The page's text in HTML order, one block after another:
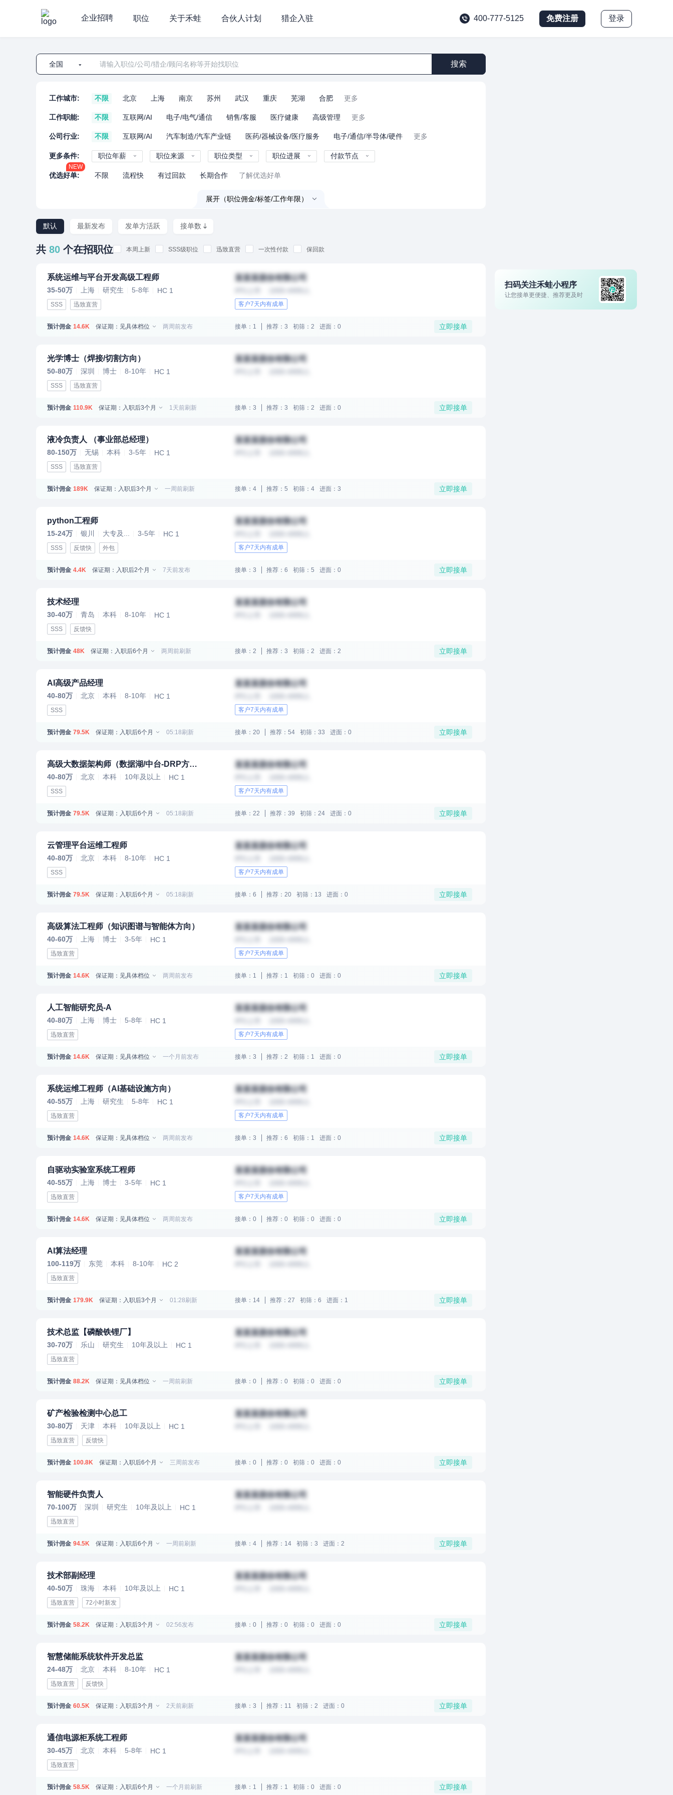
企业招聘 职位 关于禾蛙 合伙人计划 猎企入驻 400-777-5125 免费注册 登录
全国 搜索
工作城市: 不限 北京 上海 南京 苏州 武汉 重庆 芜湖 合肥 更多
工作职能: 不限 互联网/AI 电子/电气/通信 销售/客服 医疗健康 高级管理 更多
公司行业: 不限 互联网/AI 汽车制造/汽车产业链 医药/器械设备/医疗服务 电子/通信/半导体/硬件 更多
更多条件: 职位年薪 职位来源 职位类型 职位进展 付款节点
优选好单:
NEW
不限 流程快 有过回款 长期合作 了解优选好单
展开（职位佣金/标签/工作年限）
默认 最新发布 发单方活跃 接单数
共 80 个在招职位 本周上新 SSS级职位 迅致直营 一次性付款 保回款
系统运维与平台开发高级工程师
35-50万 上海 研究生 5-8年 HC 1
SSS 迅致直营
某某某股份有限公司
客户7天内有成单
预计佣金 14.6K 保证期：见具体档位 两周前发布 接单：1 推荐：3 初筛：2 进面：0 立即接单
光学博士（焊接/切割方向）
50-80万 深圳 博士 8-10年 HC 1
SSS 迅致直营
某某某股份有限公司
预计佣金 110.9K 保证期：入职后3个月 1天前刷新 接单：3 推荐：3 初筛：2 进面：0 立即接单
液冷负责人 （事业部总经理）
80-150万 无锡 本科 3-5年 HC 1
SSS 迅致直营
某某某股份有限公司
预计佣金 189K 保证期：入职后3个月 一周前刷新 接单：4 推荐：5 初筛：4 进面：3 立即接单
python工程师
15-24万 银川 大专及... 3-5年 HC 1
SSS 反馈快 外包
某某某股份有限公司
客户7天内有成单
预计佣金 4.4K 保证期：入职后2个月 7天前发布 接单：3 推荐：6 初筛：5 进面：0 立即接单
技术经理
30-40万 青岛 本科 8-10年 HC 1
SSS 反馈快
某某某股份有限公司
预计佣金 48K 保证期：入职后6个月 两周前刷新 接单：2 推荐：3 初筛：2 进面：2 立即接单
AI高级产品经理
40-80万 北京 本科 8-10年 HC 1
SSS
某某某股份有限公司
客户7天内有成单
预计佣金 79.5K 保证期：入职后6个月 05:18刷新 接单：20 推荐：54 初筛：33 进面：0 立即接单
高级大数据架构师（数据湖/中台-DRP方向）
40-80万 北京 本科 10年及以上 HC 1
SSS
某某某股份有限公司
客户7天内有成单
预计佣金 79.5K 保证期：入职后6个月 05:18刷新 接单：22 推荐：39 初筛：24 进面：0 立即接单
云管理平台运维工程师
40-80万 北京 本科 8-10年 HC 1
SSS
某某某股份有限公司
客户7天内有成单
预计佣金 79.5K 保证期：入职后6个月 05:18刷新 接单：6 推荐：20 初筛：13 进面：0 立即接单
高级算法工程师（知识图谱与智能体方向）
40-60万 上海 博士 3-5年 HC 1
迅致直营
某某某股份有限公司
客户7天内有成单
预计佣金 14.6K 保证期：见具体档位 两周前发布 接单：1 推荐：1 初筛：0 进面：0 立即接单
人工智能研究员-A
40-80万 上海 博士 5-8年 HC 1
迅致直营
某某某股份有限公司
客户7天内有成单
预计佣金 14.6K 保证期：见具体档位 一个月前发布 接单：3 推荐：2 初筛：1 进面：0 立即接单
系统运维工程师（AI基础设施方向）
40-55万 上海 研究生 5-8年 HC 1
迅致直营
某某某股份有限公司
客户7天内有成单
预计佣金 14.6K 保证期：见具体档位 两周前发布 接单：3 推荐：6 初筛：1 进面：0 立即接单
自驱动实验室系统工程师
40-55万 上海 博士 3-5年 HC 1
迅致直营
某某某股份有限公司
客户7天内有成单
预计佣金 14.6K 保证期：见具体档位 两周前发布 接单：0 推荐：0 初筛：0 进面：0 立即接单
AI算法经理
100-119万 东莞 本科 8-10年 HC 2
迅致直营
某某某股份有限公司
预计佣金 179.9K 保证期：入职后3个月 01:28刷新 接单：14 推荐：27 初筛：6 进面：1 立即接单
技术总监【磷酸铁锂厂】
30-70万 乐山 研究生 10年及以上 HC 1
迅致直营
某某某股份有限公司
预计佣金 88.2K 保证期：见具体档位 一周前刷新 接单：0 推荐：0 初筛：0 进面：0 立即接单
矿产检验检测中心总工
30-80万 天津 本科 10年及以上 HC 1
迅致直营 反馈快
某某某股份有限公司
预计佣金 100.8K 保证期：入职后6个月 三周前发布 接单：0 推荐：0 初筛：0 进面：0 立即接单
智能硬件负责人
70-100万 深圳 研究生 10年及以上 HC 1
迅致直营
某某某股份有限公司
预计佣金 94.5K 保证期：入职后6个月 一周前刷新 接单：4 推荐：14 初筛：3 进面：2 立即接单
技术部副经理
40-50万 珠海 本科 10年及以上 HC 1
迅致直营 72小时新发
某某某股份有限公司
预计佣金 58.2K 保证期：入职后3个月 02:56发布 接单：0 推荐：0 初筛：0 进面：0 立即接单
智慧储能系统软件开发总监
24-48万 北京 本科 8-10年 HC 1
迅致直营 反馈快
某某某股份有限公司
预计佣金 60.5K 保证期：入职后3个月 2天前刷新 接单：3 推荐：11 初筛：2 进面：0 立即接单
通信电源柜系统工程师
30-45万 北京 本科 5-8年 HC 1
迅致直营
某某某股份有限公司
预计佣金 58.5K 保证期：入职后6个月 一个月前刷新 接单：1 推荐：1 初筛：0 进面：0 立即接单
扫码关注禾蛙小程序
让您接单更便捷、推荐更及时